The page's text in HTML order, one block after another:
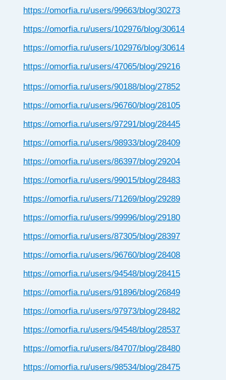
https://omorfia.ru/users/99663/blog/30273
https://omorfia.ru/users/102976/blog/30614
https://omorfia.ru/users/102976/blog/30614
https://omorfia.ru/users/47065/blog/29216
https://omorfia.ru/users/90188/blog/27852
https://omorfia.ru/users/96760/blog/28105
https://omorfia.ru/users/97291/blog/28445
https://omorfia.ru/users/98933/blog/28409
https://omorfia.ru/users/86397/blog/29204
https://omorfia.ru/users/99015/blog/28483
https://omorfia.ru/users/71269/blog/29289
https://omorfia.ru/users/99996/blog/29180
https://omorfia.ru/users/87305/blog/28397
https://omorfia.ru/users/96760/blog/28408
https://omorfia.ru/users/94548/blog/28415
https://omorfia.ru/users/91896/blog/26849
https://omorfia.ru/users/97973/blog/28482
https://omorfia.ru/users/94548/blog/28537
https://omorfia.ru/users/84707/blog/28480
https://omorfia.ru/users/98534/blog/28475